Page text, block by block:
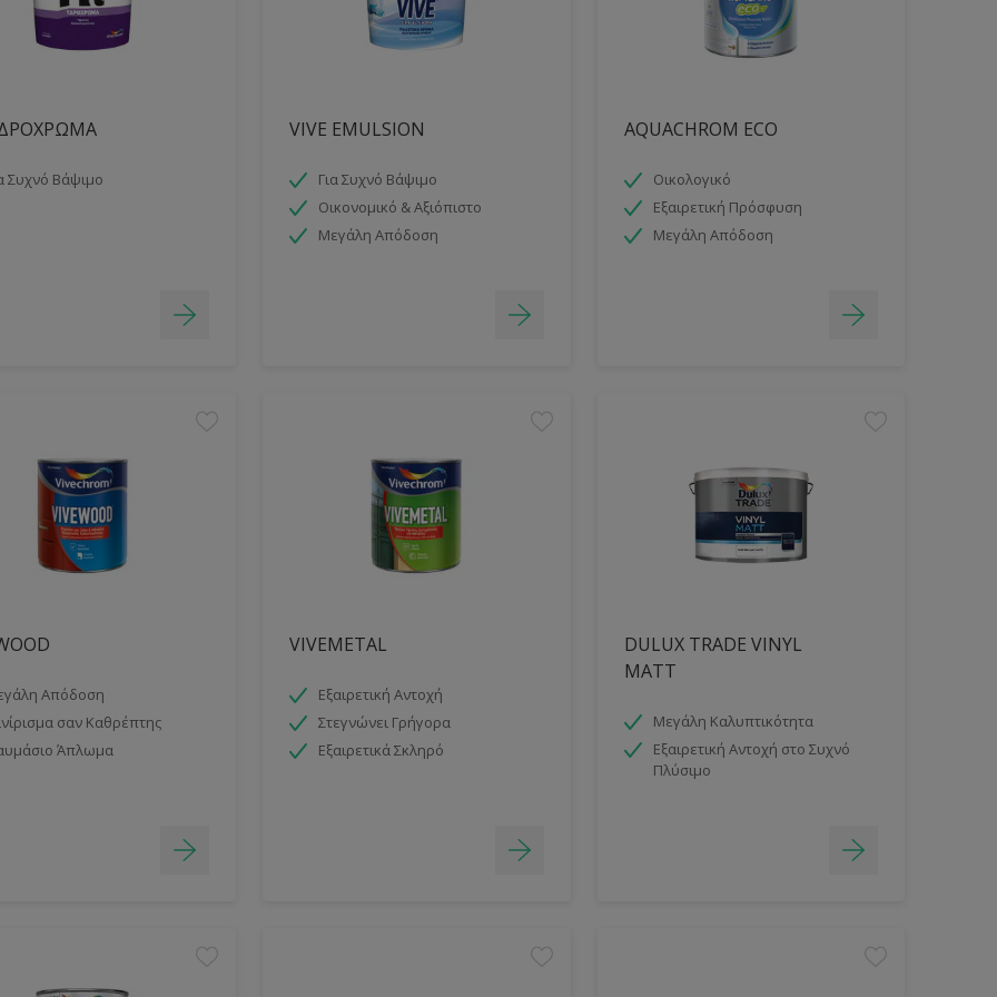
Συχνό Βάψιμο
VIVE EMULSION
Για Συχνό Βάψιμο
Οικονομικό & Αξιόπιστο
Μεγάλη Απόδοση
AQUACHROM ECO
Οικολογικό
Εξαιρετική Πρόσφυση
Μεγάλη Απόδοση
Απόδοση
σαν Καθρέπτης
Άπλωμα
VIVEMETAL
Εξαιρετική Αντοχή
Στεγνώνει Γρήγορα
Εξαιρετικά Σκληρό
DULUX TRADE VINYL
MATT
Μεγάλη Καλυπτικότητα
Εξαιρετική Αντοχή στο Συχνό
Πλύσιμο